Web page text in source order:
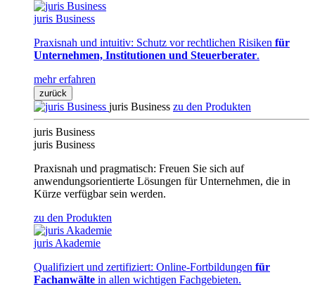
juris Business
Praxisnah und intuitiv: Schutz vor rechtlichen Risiken für
Unternehmen, Institutionen und Steuerberater.
mehr erfahren
zurück
juris Business zu den Produkten
juris Business
juris Business
Praxisnah und pragmatisch: Freuen Sie sich auf
anwendungsorientierte Lösungen für Unternehmen, die in
Kürze verfügbar sein werden.
zu den Produkten
juris Akademie
Qualifiziert und zertifiziert: Online-Fortbildungen für
Fachanwälte in allen wichtigen Fachgebieten.